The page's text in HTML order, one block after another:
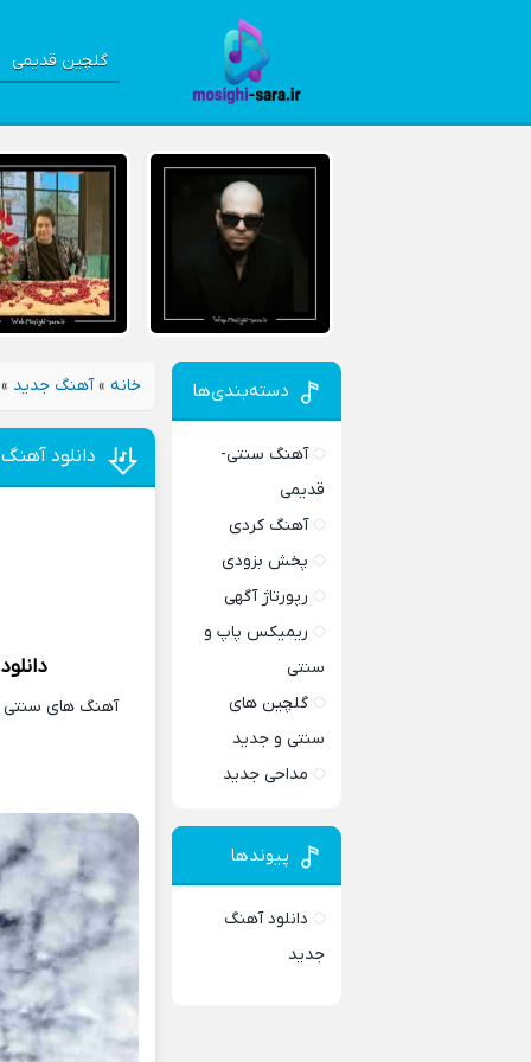
گلچین قدیمی
خانه »آهنگ جدید
دانلود
آهنگ های سنتی
دسته‌بندی‌ها
آهنگ سنتی-
قدیمی
آهنگ کردی
پخش بزودی
رپورتاژ آگهی
ریمیکس پاپ و
سنتی
گلچین های
سنتی و جدید
مداحی جدید
پیوندها
دانلود آهنگ
جدید